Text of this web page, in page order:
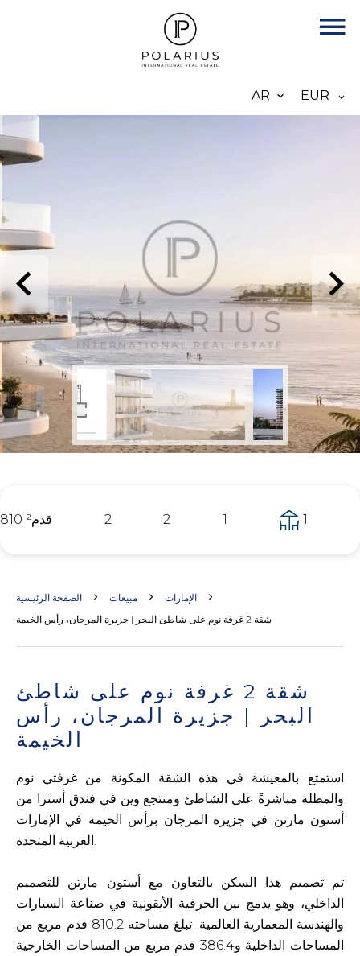
AR EUR
810 قدم² 2 2 1 1
الصفحة الرئيسية مبيعات
الإمارات
شقة 2 غرفة نوم على شاطئ البحر | جزيرة المرجان، رأس الخيمة
شقة 2 غرفة نوم على شاطئ
البحر | جزيرة المرجان، رأس
الخيمة
استمتع بالمعيشة في هذه الشقة المكونة من غرفتي نوم
والمطلة مباشرةً على الشاطئ ومنتجع وين في فندق أسترا من
أستون مارتن في جزيرة المرجان برأس الخيمة في الإمارات
العربية المتحدة.
تم تصميم هذا السكن بالتعاون مع أستون مارتن للتصميم
الداخلي، وهو يدمج بين الحرفية الأيقونية في صناعة السيارات
والهندسة المعمارية العالمية. تبلغ مساحته 810.2 قدم مربع من
المساحات الداخلية و386.4 قدم مربع من المساحات الخارجية